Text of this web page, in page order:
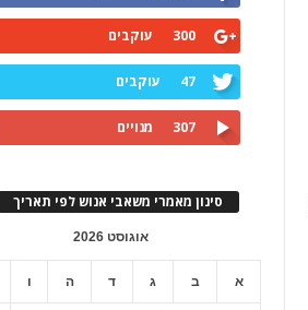
300 עוקבים
47 עוקבים
307 מנויים
סינון מאמרי משאבי אנוש לפי תאריך
אוגוסט 2026
א ב ג ד ה ו